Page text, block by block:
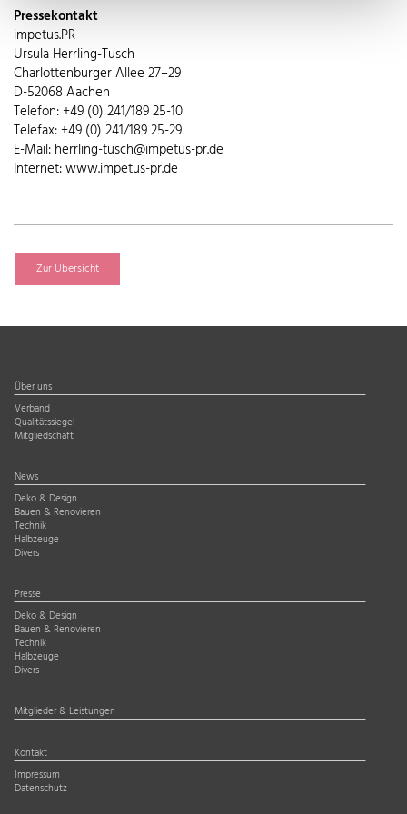
Pressekontakt
impetus.PR
Ursula Herrling-Tusch
Charlottenburger Allee 27–29
D-52068 Aachen
Telefon: +49 (0) 241/189 25-10
Telefax: +49 (0) 241/189 25-29
E-Mail: herrling-tusch@impetus-pr.de
Internet: www.impetus-pr.de
Zur Übersicht
Über uns
Verband
Qualitätssiegel
Mitgliedschaft
News
Deko & Design
Bauen & Renovieren
Technik
Halbzeuge
Divers
Presse
Deko & Design
Bauen & Renovieren
Technik
Halbzeuge
Divers
Mitglieder & Leistungen
Kontakt
Impressum
Datenschutz